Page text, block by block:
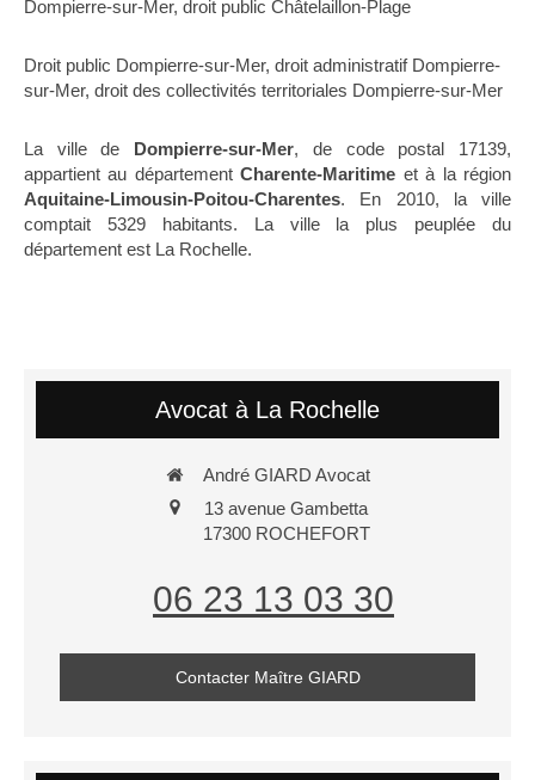
Dompierre-sur-Mer, droit public Châtelaillon-Plage
Droit public Dompierre-sur-Mer, droit administratif Dompierre-
sur-Mer, droit des collectivités territoriales Dompierre-sur-Mer
La ville de Dompierre-sur-Mer, de code postal 17139,
appartient au départementCharente-Maritime et à la région
Aquitaine-Limousin-Poitou-Charentes. En 2010, la ville
comptait 5329 habitants. La ville la plus peuplée du
département est La Rochelle.
Avocat à La Rochelle
André GIARD Avocat
13 avenue Gambetta
17300 ROCHEFORT
06 23 13 03 30
Contacter Maître GIARD